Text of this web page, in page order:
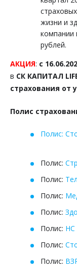
жизни и
компании
рублей.
АКЦИЯ: с
в СК КАПИТАЛ
страхования от
Полис
Полис:
Полис:
Полис:
Полис:
Полис:
Полис: НС
Полис:
Полис: